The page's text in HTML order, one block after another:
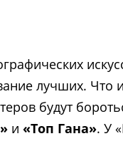
лучших. Что
будут
и «Топ Гана». У «